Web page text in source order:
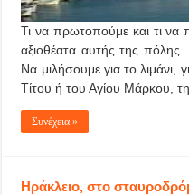
Τι να πρωτοπούμε και τι να
αξιοθέατα αυτής της πόλης.
Να μιλήσουμε για το λιμάνι,
Τίτου ή του Αγίου Μάρκου,
Συνέχεια »
Ηράκλειο, στο